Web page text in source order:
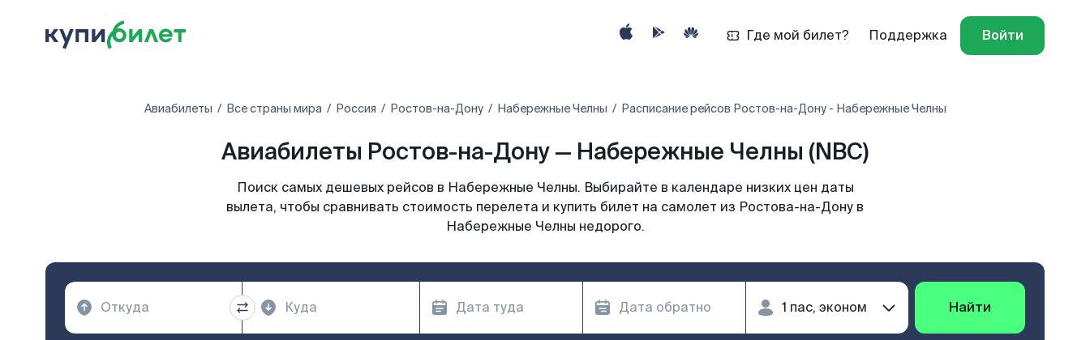
Где мой билет? Поддержка Войти
Авиабилеты Все страны мира Россия Ростов-на-Дону Набережные Челны Расписание рейсов Ростов-на-Дону - Набережные Челны
Авиабилеты Ростов-на-Дону — Набережные Челны (NBC)
Поиск самых дешевых рейсов в Набережные Челны. Выбирайте в календаре низких цен даты
вылета, чтобы сравнивать стоимость перелета и купить билет на самолет из Ростова-на-Дону в
Набережные Челны недорого.
Найти